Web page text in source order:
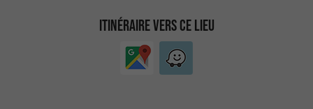
ITINÉRAIRE VERS CE LIEU